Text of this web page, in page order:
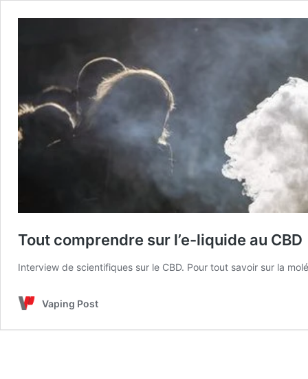
Tout comprendre sur l’e-liquide au CBD
Interview de scientifiques sur le CBD. Pour tout savoir sur la
Vaping Post